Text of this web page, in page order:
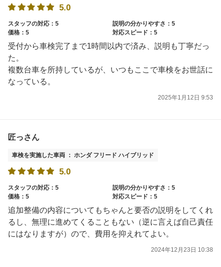
5.0
スタッフの対応：5
説明の分かりやすさ：5
価格：5
対応スピード：5
受付から車検完了まで1時間以内で済み、説明も丁寧だっ
た。
複数台車を所持しているが、いつもここで車検をお世話に
なっている。
2025年1月12日 9:53
匠っさん
車検を実施した車両 ： ホンダ フリード ハイブリッド
5.0
スタッフの対応：5
説明の分かりやすさ：5
価格：5
対応スピード：5
追加整備の内容についてもちゃんと要否の説明をしてくれ
るし、無理に進めてくることもない（逆に言えば自己責任
にはなりますが）ので、費用を抑えれてよい。
2024年12月23日 10:38